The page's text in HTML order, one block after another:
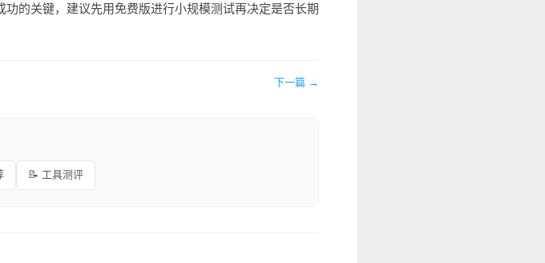
的关键，建议先用免费版进行小规模测试再决定是否长期
下一篇 →
📝 工具测评